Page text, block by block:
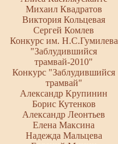
Михаил Квадратов
Виктория Кольцевая
Сергей Комлев
Конкурс им. Н.С.Гумилева
"Заблудившийся
трамвай-2010"
Конкурс "Заблудившийся
трамвай"
Александр Крупинин
Борис Кутенков
Александр Леонтьев
Елена Максина
Надежда Мальцева